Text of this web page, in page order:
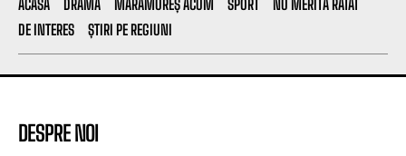
ACASĂ DRAMĂ MARAMUREȘ ACUM SPORT
NU MERITĂ RATAT
DE INTERES
ȘTIRI PE REGIUNI
DESPRE NOI